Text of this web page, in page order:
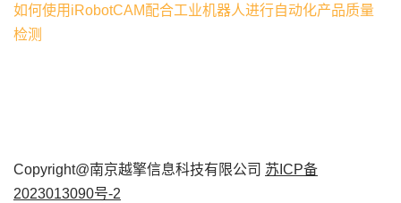
如何使用iRobotCAM配合工业机器人进行自动化产品质量
检测
Copyright@南京越擎信息科技有限公司 苏ICP备
2023013090号-2